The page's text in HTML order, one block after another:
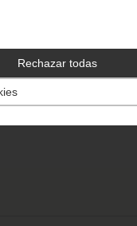
Rechazar todas
explica el importante
de hambruna y
los medios